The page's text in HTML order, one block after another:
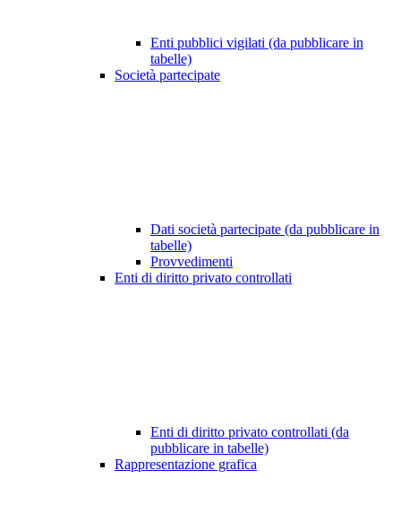
Enti pubblici vigilati (da pubblicare in
tabelle)
Società partecipate
Dati società partecipate (da pubblicare in
tabelle)
Provvedimenti
Enti di diritto privato controllati
Enti di diritto privato controllati (da
pubblicare in tabelle)
Rappresentazione grafica